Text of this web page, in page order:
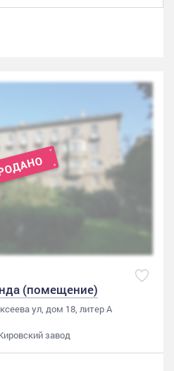
(помещение)
ул, дом 18, литер А
завод